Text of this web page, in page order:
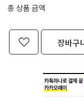
총 상품 금액
장바구